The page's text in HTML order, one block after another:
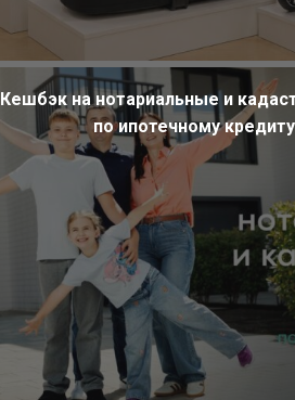
Кешбэк на нотариальные и
по ипотечному